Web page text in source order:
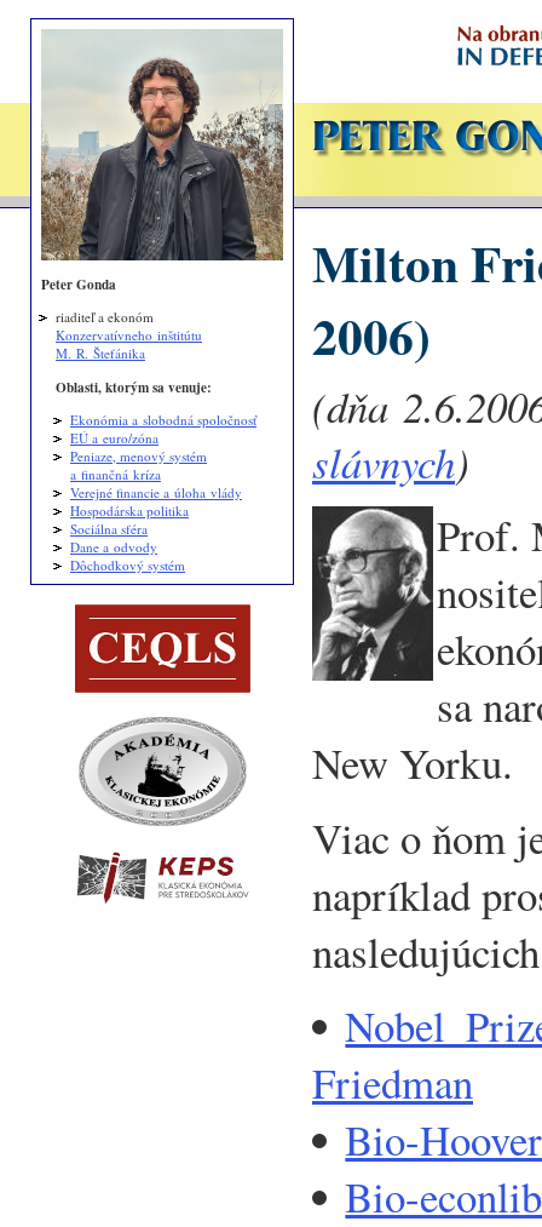
Peter Gonda
riaditeľ a ekonóm
Konzervatívneho inštitútu
M. R. Štefánika
Oblasti, ktorým sa venuje:
Ekonómia a slobodná spoločnosť
EÚ a euro/zóna
Peniaze, menový systém
a finančná kríza
Verejné financie a úloha vlády
Hospodárska politika
Sociálna sféra
Dane a odvody
Dôchodkový systém
Milton
2006)
(dňa
slávnych)
Prof.
sa
New Yorku.
Viac o ňom
napríklad
Friedman
Bio-
Bio-